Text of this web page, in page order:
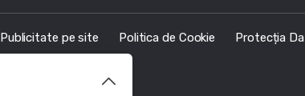
Publicitate pe site Politica de Cookie Protecția